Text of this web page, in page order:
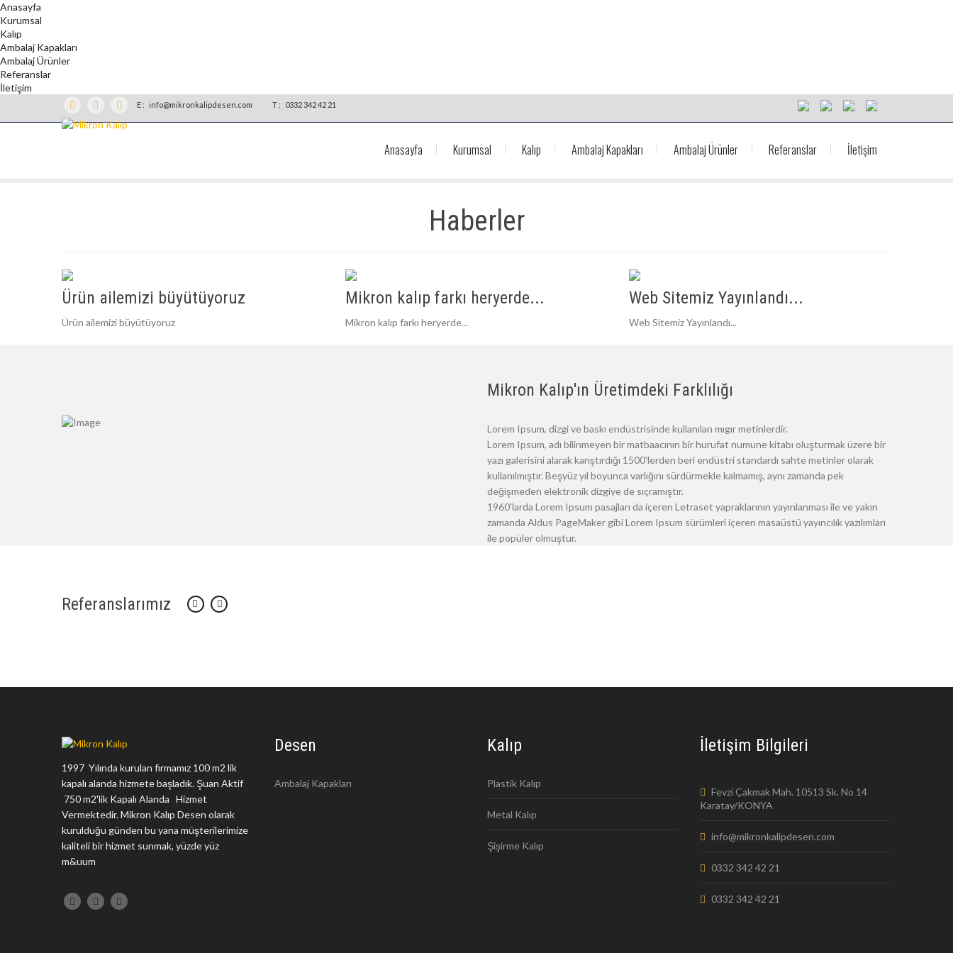
Anasayfa
Kurumsal
Kalıp
Ambalaj Kapakları
Ambalaj Ürünler
Referanslar
İletişim
E : info@mikronkalipdesen.com T : 0332 342 42 21
Anasayfa Kurumsal Kalıp Ambalaj Kapakları Ambalaj Ürünler Referanslar İletişim
Haberler
Ürün ailemizi büyütüyoruz
Ürün ailemizi büyütüyoruz
Mikron kalıp farkı heryerde...
Mikron kalıp farkı heryerde...
Web Sitemiz Yayınlandı...
Web Sitemiz Yayınlandı...
Mikron Kalıp'ın Üretimdeki Farklılığı
Lorem Ipsum, dizgi ve baskı endüstrisinde kullanılan mıgır metinlerdir.
Lorem Ipsum, adı bilinmeyen bir matbaacının bir hurufat numune kitabı oluşturmak üzere bir
yazı galerisini alarak karıştırdığı 1500'lerden beri endüstri standardı sahte metinler olarak
kullanılmıştır. Beşyüz yıl boyunca varlığını sürdürmekle kalmamış, aynı zamanda pek
değişmeden elektronik dizgiye de sıçramıştır.
1960'larda Lorem Ipsum pasajları da içeren Letraset yapraklarının yayınlanması ile ve yakın
zamanda Aldus PageMaker gibi Lorem Ipsum sürümleri içeren masaüstü yayıncılık yazılımları
ile popüler olmuştur.
Referanslarımız
1997 Yılında kurulan firmamız 100 m2 lik
kapalı alanda hizmete başladık. Şuan Aktif
750 m2'lik Kapalı Alanda Hizmet
Vermektedir. Mikron Kalıp Desen olarak
kurulduğu günden bu yana müşterilerimize
kaliteli bir hizmet sunmak, yüzde yüz
m&uum
Desen
Ambalaj Kapakları
Kalıp
Plastik Kalıp
Metal Kalıp
Şişirme Kalıp
İletişim Bilgileri
Fevzi Çakmak Mah. 10513 Sk. No 14
Karatay/KONYA
info@mikronkalipdesen.com
0332 342 42 21
0332 342 42 21